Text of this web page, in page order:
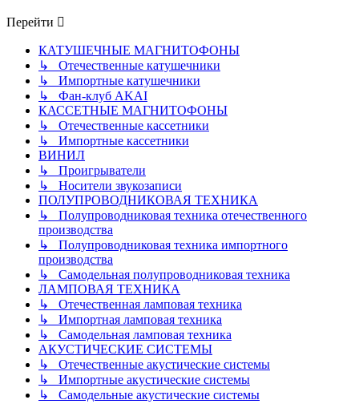
Перейти
КАТУШЕЧНЫЕ МАГНИТОФОНЫ
↳ Отечественные катушечники
↳ Импортные катушечники
↳ Фан-клуб AKAI
КАССЕТНЫЕ МАГНИТОФОНЫ
↳ Отечественные кассетники
↳ Импортные кассетники
ВИНИЛ
↳ Проигрыватели
↳ Носители звукозаписи
ПОЛУПРОВОДНИКОВАЯ ТЕХНИКА
↳ Полупроводниковая техника отечественного
производства
↳ Полупроводниковая техника импортного
производства
↳ Самодельная полупроводниковая техника
ЛАМПОВАЯ ТЕХНИКА
↳ Отечественная ламповая техника
↳ Импортная ламповая техника
↳ Самодельная ламповая техника
АКУСТИЧЕСКИЕ СИСТЕМЫ
↳ Отечественные акустические системы
↳ Импортные акустические системы
↳ Самодельные акустические системы